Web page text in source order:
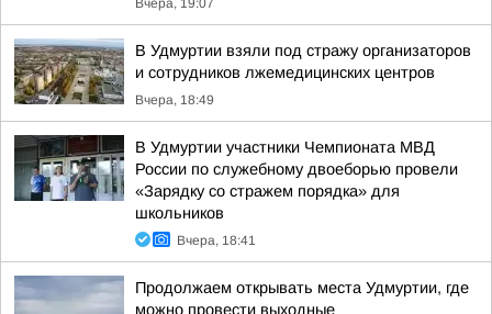
Вчера, 19:07
В Удмуртии взяли под стражу организаторов
и сотрудников лжемедицинских центров
Вчера, 18:49
В Удмуртии участники Чемпионата МВД
России по служебному двоеборью провели
«Зарядку со стражем порядка» для
школьников
Вчера, 18:41
Продолжаем открывать места Удмуртии, где
можно провести выходные